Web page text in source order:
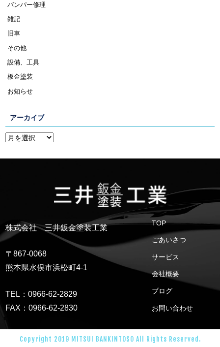
バンパー修理
雑記
旧車
その他
設備、工具
板金塗装
お知らせ
アーカイブ
株式会社 三井鈑金塗装工業
〒867-0068
熊本県水俣市浜松町4-1
TEL：0966-62-2829
FAX：0966-62-2830
TOP
ごあいさつ
サービス
会社概要
ブログ
お問い合わせ
Copyright 2019 MITSUI BANKINTOSO All Rights Reserved.